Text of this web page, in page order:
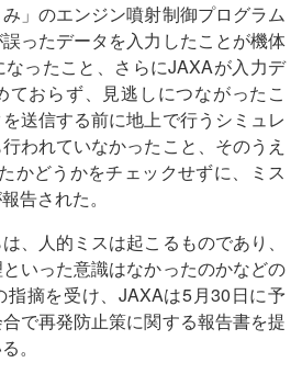
」のエンジン噴射制御プログラム
ったデータを入力したことが機体
ったこと、さらにJAXAが入力デ
ておらず、見逃しにつながったこ
送信する前に地上で行うシミュレ
われていなかったこと、そのうえ
かどうかをチェックせずに、ミス
告された。
、人的ミスは起こるものであり、
いった意識はなかったのかなどの
摘を受け、JAXAは5月30日に予
で再発防止策に関する報告書を提
。